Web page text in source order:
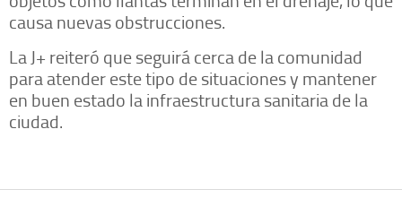
causa nuevas obstrucciones.
La J+ reiteró que seguirá cerca de la comunidad
para atender este tipo de situaciones y mantener
en buen estado la infraestructura sanitaria de la
ciudad.